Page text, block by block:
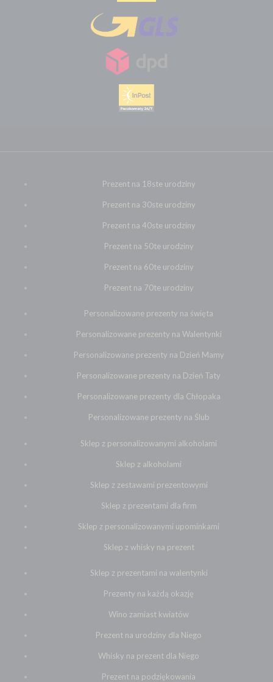
Prezent na 18ste urodziny
Prezent na 30ste urodziny
Prezent na 40ste urodziny
Prezent na 50te urodziny
Prezent na 60te urodziny
Prezent na 70te urodziny
Personalizowane prezenty na święta
Personalizowane prezenty na Walentynki
Personalizowane prezenty na Dzień Mamy
Personalizowane prezenty na Dzień Taty
Personalizowane prezenty dla Chłopaka
Personalizowane prezenty na Ślub
Sklep z personalizowanymi alkoholami
Sklep z alkoholami
Sklep z zestawami prezentowymi
Sklep z prezentami dla firm
Sklep z personalizowanymi upominkami
Sklep z whisky na prezent
Sklep z prezentami na walentynki
Prezenty na każdą okazję
Wino zamiast kwiatów
Prezent na urodziny dla Niego
Whisky na prezent dla Niego
Prezent na podziękowania